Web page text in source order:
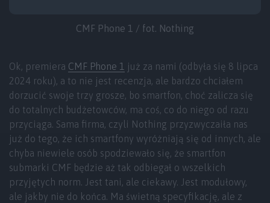
CMF Phone 1 / fot. Nothing
Ok, premiera CMF Phone 1 już za nami (odbyła się 8 lipca
2024 roku), a to nie jest recenzja, ale bardzo chciałem
dorzucić swoje trzy grosze, bo smartfon, choć zalicza się
do totalnych budżetowców, ma coś, co do niego od razu
przyciąga. Sama firma, czyli Nothing przyzwyczaiła nas
już do tego, że ich smartfony wyróżniają się od innych, ale
chyba niewiele osób spodziewało się, że smartfon
submarki CMF będzie aż tak odbiegał o wszelkich
przyjętych norm. Jest tani, ale ciekawy. Jest modułowy,
ale jakby nie do końca. Ma świetną specyfikację, ale z